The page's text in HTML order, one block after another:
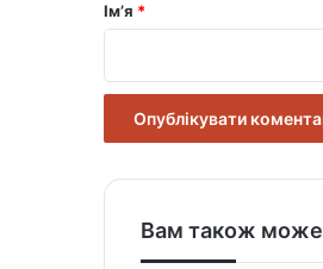
*
Ім’я *
Вам також може